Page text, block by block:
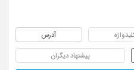
آدرس
پیشنهاد دیگران